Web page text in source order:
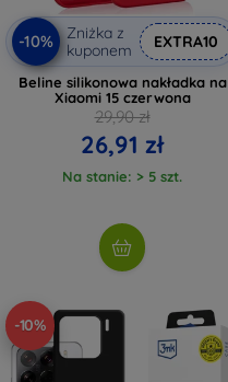
-10%
Zniżka z
kuponem
EXTRA10
Beline silikonowa nakładka na
Xiaomi 15 czerwona
29,90 zł
26,91 zł
Na stanie: > 5 szt.
-10%